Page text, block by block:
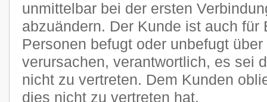
unmittelbar bei der ersten
abzuändern. Der Kunde ist auch für
Personen befugt oder unbefugt
verursachen, verantwortlich, es sei
nicht zu vertreten. Dem Kunden
dies nicht zu vertreten hat.